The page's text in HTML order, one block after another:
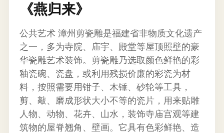
《燕归来》
公共艺术 漳州剪瓷雕是福建省非物质文化遗产
之一，多为寺院、庙宇、殿堂等屋顶照壁的豪
华瓷雕艺术装饰。剪瓷雕乃选取颜色鲜艳的彩
釉瓷碗、瓷盘，或利用残损价廉的彩瓷为材
料，按照需要用钳子、木锤、砂轮等工具，
剪、敲、磨成形状大小不等的瓷片，用来贴雕
人物、动物、花卉、山水，装饰寺庙宫观等建
筑物的屋脊翘角、壁画。它具有色彩鲜艳、造